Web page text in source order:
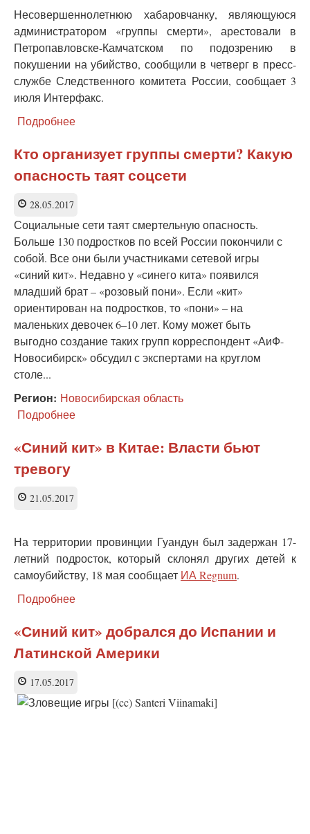
Несовершеннолетнюю хабаровчанку, являющуюся
администратором «группы смерти», арестовали в
Петропавловске-Камчатском по подозрению в
покушении на убийство, сообщили в четверг в пресс-
службе Следственного комитета России, сообщает 3
июля Интерфакс.
Подробнее
«группы
смерти»
арестовали
Кто организует группы смерти? Какую
опасность таят соцсети
28.05.2017
Социальные сети таят смертельную опасность.
Больше 130 подростков по всей России покончили с
собой. Все они были участниками сетевой игры
«синий кит». Недавно у «синего кита» появился
младший брат – «розовый пони». Если «кит»
ориентирован на подростков, то «пони» – на
маленьких девочек 6–10 лет. Кому может быть
выгодно создание таких групп корреспондент «АиФ-
Новосибирск» обсудил с экспертами на круглом
столе...
Регион: Новосибирская область
Подробнее
организует
группы
«Синий кит» в Китае: Власти бьют
тревогу
21.05.2017
На территории провинции Гуандун был задержан 17-
летний подросток, который склонял других детей к
самоубийству, 18 мая сообщает ИА Regnum.
Подробнее
кит»
в
Китае:
«Синий кит» добрался до Испании и
Латинской Америки
17.05.2017